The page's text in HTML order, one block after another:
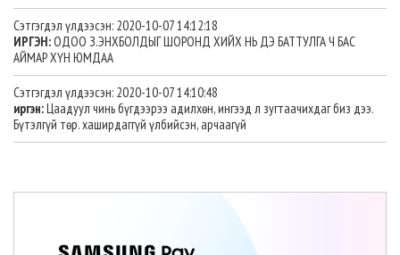
Сэтгэгдэл үлдээсэн: 2020-10-07 14:12:18
ИРГЭН:ОДОО З.ЭНХБОЛДЫГ ШОРОНД ХИЙХ НЬ ДЭ БАТТУЛГА Ч БАС
АЙМАР ХҮН ЮМДАА
Сэтгэгдэл үлдээсэн: 2020-10-07 14:10:48
иргэн:Цаадуул чинь бүгдээрээ адилхөн, ингээд л зугтаачихдаг биз дээ.
Бүтэлгүй төр. хаширдаггүй үлбийсэн, арчаагүй